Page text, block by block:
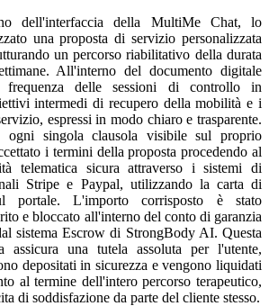
dell'interfaccia della MultiMe Chat, lo
una proposta di servizio personalizzata
un percorso riabilitativo della durata
All'interno del documento digitale
delle sessioni di controllo in
intermedi di recupero della mobilità e i
espressi in modo chiaro e trasparente.
ogni singola clausola visibile sul proprio
i termini della proposta procedendo al
telematica sicura attraverso i sistemi di
Stripe e Paypal, utilizzando la carta di
portale. L'importo corrisposto è stato
e bloccato all'interno del conto di garanzia
sistema Escrow di StrongBody AI. Questa
assicura una tutela assoluta per l'utente,
depositati in sicurezza e vengono liquidati
al termine dell'intero percorso terapeutico,
di soddisfazione da parte del cliente stesso.